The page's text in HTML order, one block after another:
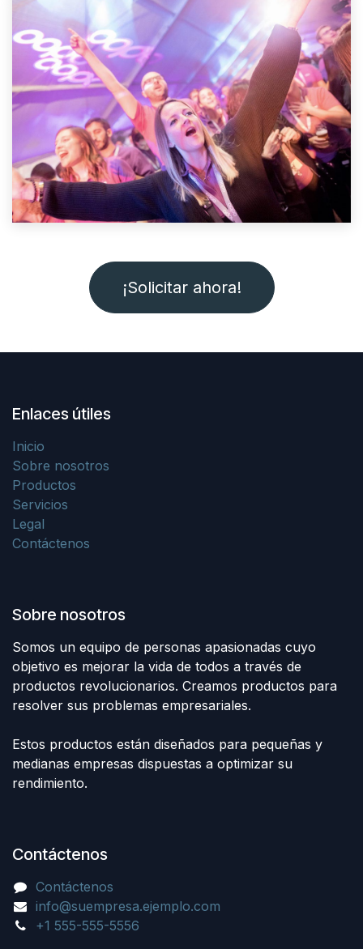
¡Solicitar ahora!
Enlaces útiles
Inicio
Sobre nosotros
Productos
Servicios
Legal
Contáctenos
Sobre nosotros
Somos un equipo de personas apasionadas cuyo
objetivo es mejorar la vida de todos a través de
productos revolucionarios. Creamos productos para
resolver sus problemas empresariales.
Estos productos están diseñados para pequeñas y
medianas empresas dispuestas a optimizar su
rendimiento.
Contáctenos
Contáctenos
info@suempresa.ejemplo.com
+1 555-555-5556